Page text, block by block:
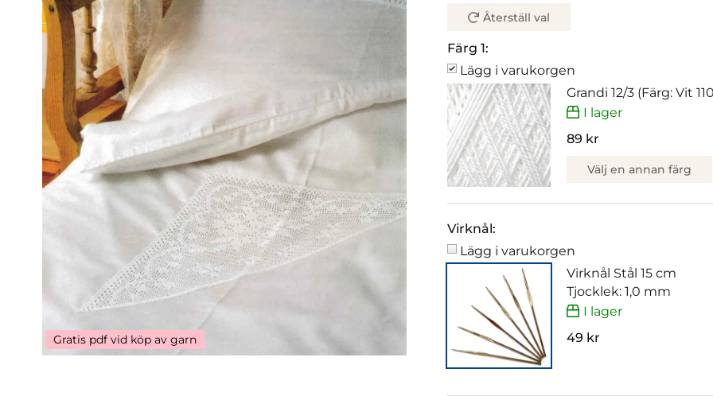
Gratis pdf vid köp av garn
Återställ val
Färg 1:
Lägg i varukorgen
Grandi 12/3 (Färg: Vit
I lager
89 kr
Välj en annan färg
Virknål:
Lägg i varukorgen
Virknål Stål 15 cm
Tjocklek: 1,0 mm
I lager
49 kr